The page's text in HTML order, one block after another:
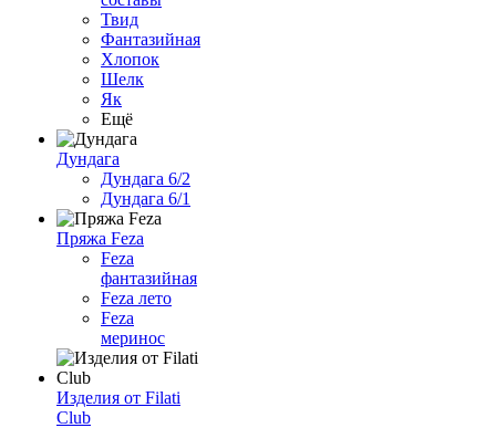
Твид
Фантазийная
Хлопок
Шелк
Як
Ещё
Дундага
Дундага 6/2
Дундага 6/1
Пряжа Feza
Feza
фантазийная
Feza лето
Feza
меринос
Изделия от Filati
Club